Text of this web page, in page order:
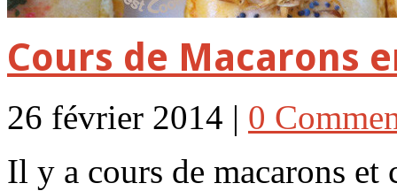
Cours de Macarons
26 février 2014 | 0
Il y a cours de macarons